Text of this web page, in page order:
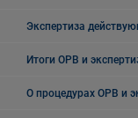
Экспертиза
Итоги ОРВ и
О процедурах ОРВ и